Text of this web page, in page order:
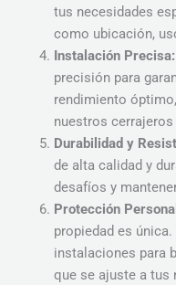
tus necesidades
como ubicación,
Instalación Precisa:
precisión para
rendimiento
nuestros
Durabilidad y
de alta calidad y
desafíos y
Protección
propiedad es
instalaciones para
que se ajuste a tus